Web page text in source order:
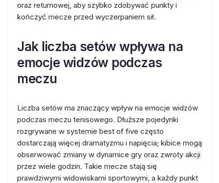
oraz returnowej, aby szybko zdobywać punkty i
kończyć mecze przed wyczerpaniem sił.
Jak liczba setów wpływa na
emocje widzów podczas
meczu
Liczba setów ma znaczący wpływ na emocje widzów
podczas meczu tenisowego. Dłuższe pojedynki
rozgrywane w systemie best of five często
dostarczają więcej dramatyzmu i napięcia; kibice mogą
obserwować zmiany w dynamice gry oraz zwroty akcji
przez wiele godzin. Takie mecze stają się
prawdziwymi widowiskami sportowymi, a każdy punkt